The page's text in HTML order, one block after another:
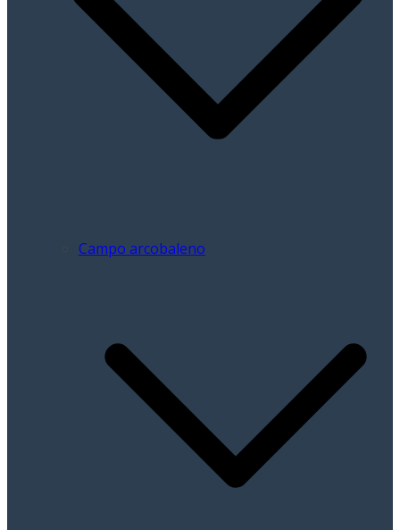
Campo arcobaleno